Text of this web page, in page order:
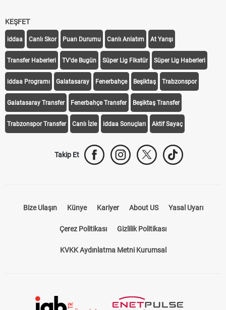
KEŞFET
iddaa Canlı Skor Puan Durumu Canlı Anlatım At Yarışı
Transfer Haberleri TV'de Bugün Süper Lig Fikstür Süper Lig Haberleri
iddaa Programı Galatasaray Fenerbahçe Beşiktaş Trabzonspor
Galatasaray Transfer Fenerbahçe Transfer Beşiktaş Transfer
Trabzonspor Transfer Canlı İzle iddaa Sonuçları Aktif Sayaç
Takip Et
Bize Ulaşın Künye Kariyer About US Yasal Uyarı
Çerez Politikası Gizlilik Politikası
KVKK Aydınlatma Metni Kurumsal